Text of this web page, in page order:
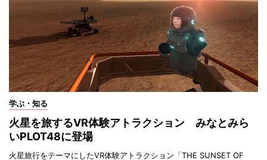
学ぶ・知る
火星を旅するVR体験アトラクション みなとみら
いPLOT48に登場
火星旅行をテーマにしたVR体験アトラクション「THE SUNSET OF